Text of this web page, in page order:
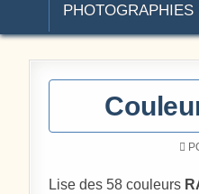
PHOTOGRAPHIES
Lise des 58 couleurs